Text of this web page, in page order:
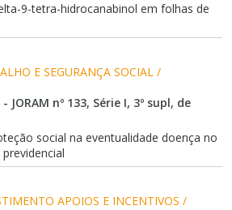
9-tetra-hidrocanabinol em folhas de
E SEGURANÇA SOCIAL /
JORAM nº 133, Série I, 3º supl, de
social na eventualidade doença no
APOIOS E INCENTIVOS /